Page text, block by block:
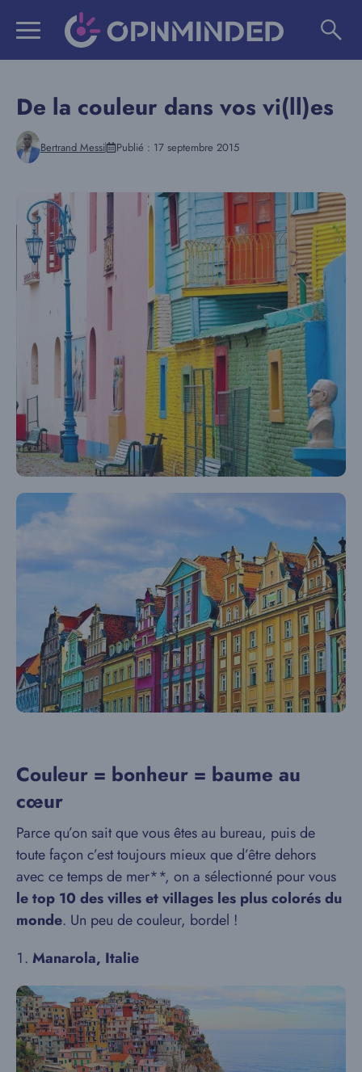
De la couleur dans vos vi(ll)es
Bertrand Messi Publié : 17 septembre 2015
Couleur = bonheur = baume au
cœur
Parce qu’on sait que vous êtes au bureau, puis de
toute façon c’est toujours mieux que d’être dehors
avec ce temps de mer**, on a sélectionné pour vous
le top 10 des villes et villages les plus colorés du
monde. Un peu de couleur, bordel !
Manarola, Italie